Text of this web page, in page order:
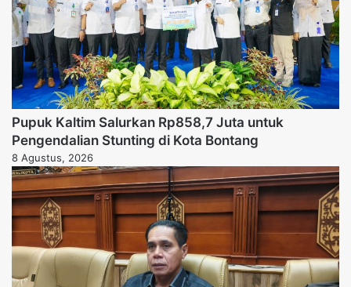
Pupuk Kaltim Salurkan Rp858,7 Juta untuk
Pengendalian Stunting di Kota Bontang
8 Agustus, 2026